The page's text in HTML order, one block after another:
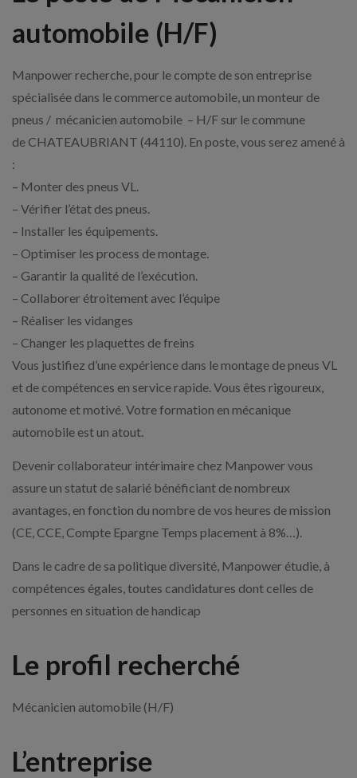
automobile (H/F)
Manpower recherche, pour le compte de son entreprise
spécialisée dans le commerce automobile, un monteur de
pneus / mécanicien automobile – H/F sur le commune
de CHATEAUBRIANT (44110). En poste, vous serez amené à
:
– Monter des pneus VL.
– Vérifier l’état des pneus.
– Installer les équipements.
– Optimiser les process de montage.
– Garantir la qualité de l’exécution.
– Collaborer étroitement avec l’équipe
– Réaliser les vidanges
– Changer les plaquettes de freins
Vous justifiez d’une expérience dans le montage de pneus VL
et de compétences en service rapide. Vous êtes rigoureux,
autonome et motivé. Votre formation en mécanique
automobile est un atout.
Devenir collaborateur intérimaire chez Manpower vous
assure un statut de salarié bénéficiant de nombreux
avantages, en fonction du nombre de vos heures de mission
(CE, CCE, Compte Epargne Temps placement à 8%…).
Dans le cadre de sa politique diversité, Manpower étudie, à
compétences égales, toutes candidatures dont celles de
personnes en situation de handicap
Le profil recherché
Mécanicien automobile (H/F)
L’entreprise